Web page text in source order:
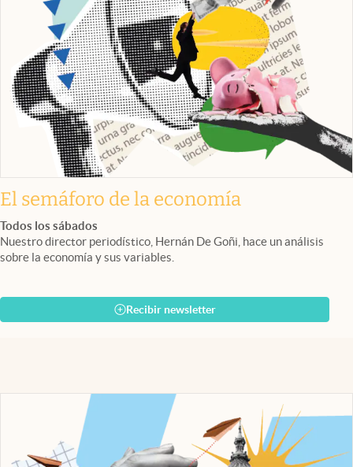
El semáforo de la economía
Todos los sábados
Nuestro director periodístico, Hernán De Goñi, hace un análisis
sobre la economía y sus variables.
Recibir newsletter